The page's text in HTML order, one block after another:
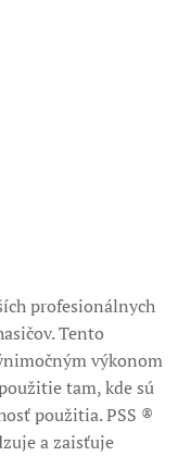
profesionálnych
Tento
výkonom
tam, kde sú
použitia. PSS ®
a zaisťuje